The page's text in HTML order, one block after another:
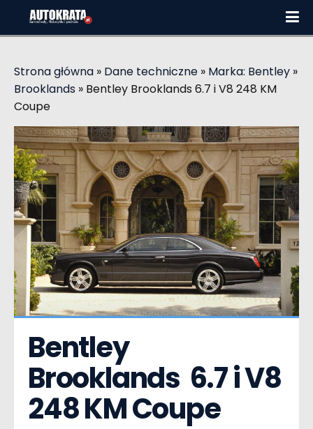
Strona główna » Dane techniczne » Marka: Bentley »
Brooklands » Bentley Brooklands 6.7 i V8 248 KM
Coupe
Bentley
Brooklands  6.7 i V8
248 KM Coupe